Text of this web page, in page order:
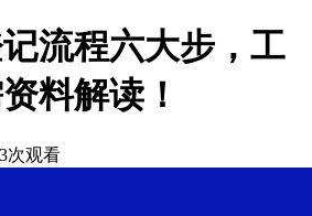
流程六大步，工
料解读！
次观看